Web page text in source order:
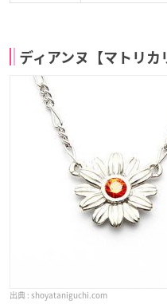
ディアンヌ【マトリカ
shoyataniguchi.com